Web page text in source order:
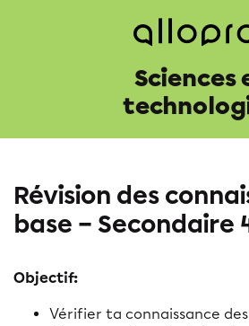
Sciences
Révision des
base – Secondaire
Objectif:
Vérifier ta connaissance